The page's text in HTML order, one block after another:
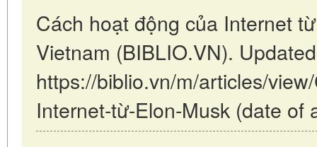
Cách hoạt động của Internet
Vietnam (BIBLIO.VN).
https://biblio.vn/m/articles/
Internet-từ-Elon-Musk (date of